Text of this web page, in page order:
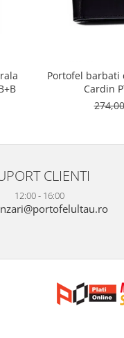
Portofel
Cardin
CLIENTI
12:00 - 16:00